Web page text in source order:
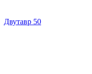
Двутавр 50